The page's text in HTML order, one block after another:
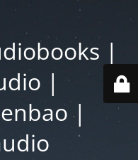
|
|
|